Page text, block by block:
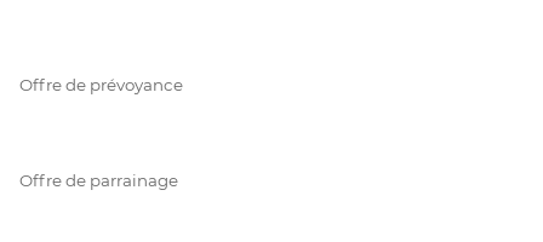
Offre de prévoyance
Offre de parrainage